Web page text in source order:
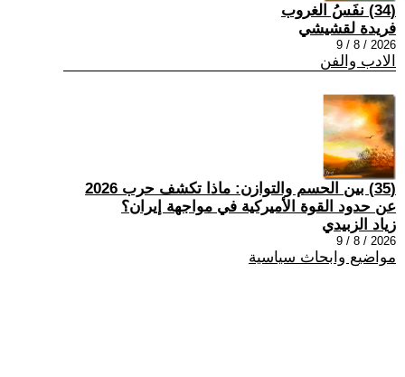
(34) نفَسُ الغروب
فريدة لقشيشي
2026 / 8 / 9
الادب والفن
(35) بين الحسم والتوازن: ماذا تكشف حرب 2026
عن حدود القوة الأميركية في مواجهة إيران؟
زياد الزبيدي
2026 / 8 / 9
مواضيع وابحاث سياسية